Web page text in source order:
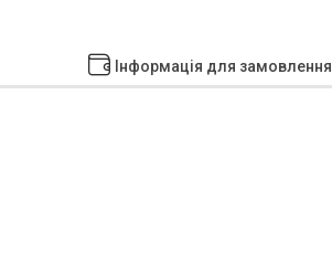
Інформація для замовлення